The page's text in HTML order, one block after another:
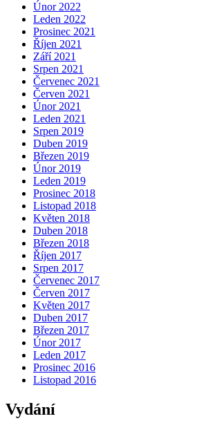
Únor 2022
Leden 2022
Prosinec 2021
Říjen 2021
Září 2021
Srpen 2021
Červenec 2021
Červen 2021
Únor 2021
Leden 2021
Srpen 2019
Duben 2019
Březen 2019
Únor 2019
Leden 2019
Prosinec 2018
Listopad 2018
Květen 2018
Duben 2018
Březen 2018
Říjen 2017
Srpen 2017
Červenec 2017
Červen 2017
Květen 2017
Duben 2017
Březen 2017
Únor 2017
Leden 2017
Prosinec 2016
Listopad 2016
Vydání